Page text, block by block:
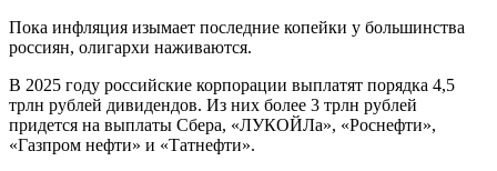
Пока инфляция изымает последние копейки у большинства
россиян, олигархи наживаются.
В 2025 году российские корпорации выплатят порядка 4,5
трлн рублей дивидендов. Из них более 3 трлн рублей
придется на выплаты Сбера, «ЛУКОЙЛа», «Роснефти»,
«Газпром нефти» и «Татнефти».